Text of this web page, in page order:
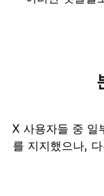
X 사용자들 중 일
를 지지했으나,